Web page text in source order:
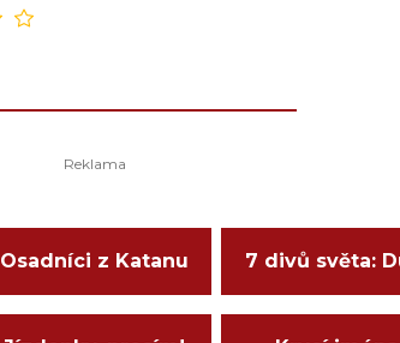
Osadníci z Katanu 7 divů světa: